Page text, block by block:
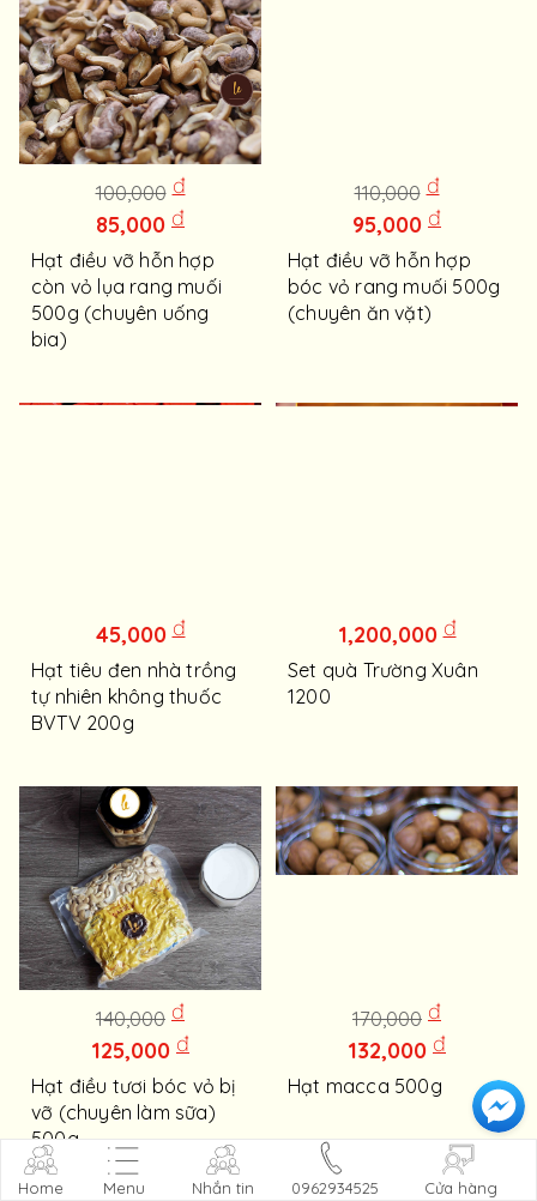
100,000 đ
85,000 đ
Hạt điều vỡ hỗn hợp
còn vỏ lụa rang muối
500g (chuyên uống
bia)
110,000 đ
95,000 đ
Hạt điều vỡ hỗn hợp
bóc vỏ rang muối 500g
(chuyên ăn vặt)
45,000 đ
Hạt tiêu đen nhà trồng
tự nhiên không thuốc
BVTV 200g
1,200,000 đ
Set quà Trường Xuân
1200
140,000 đ
125,000 đ
Hạt điều tươi bóc vỏ bị
vỡ (chuyên làm sữa)
500g
170,000 đ
132,000 đ
Hạt macca 500g
Home Menu Nhắn tin 0962934525 Cửa hàng